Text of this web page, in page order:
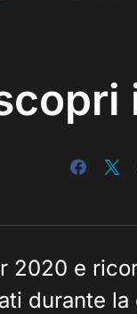
2020 e
durante la